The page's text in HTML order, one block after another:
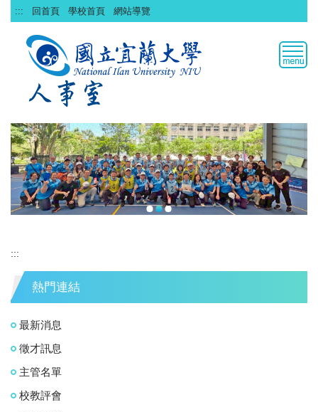
跳
到
::: 回首頁 學校首頁 網站導覽
:::
熱門連結
最新消息
徵才訊息
主管名單
校教評會